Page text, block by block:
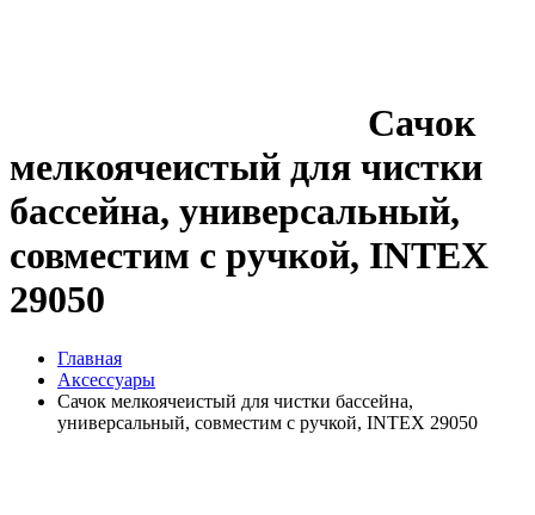
Сачок
мелкоячеистый для чистки
бассейна, универсальный,
совместим с ручкой, INTEX
29050
Главная
Аксессуары
Сачок мелкоячеистый для чистки бассейна,
универсальный, совместим с ручкой, INTEX 29050